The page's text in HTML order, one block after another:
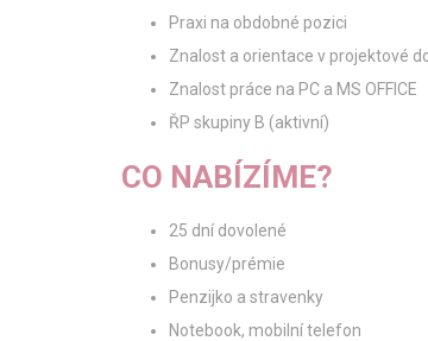
Praxi na obdobné pozici
Znalost a orientace v projektové
Znalost práce na PC a MS OFFICE
ŘP skupiny B (aktivní)
CO NABÍZÍME?
25 dní dovolené
Bonusy/prémie
Penzijko a stravenky
Notebook, mobilní telefon